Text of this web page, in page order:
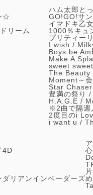
ハム太郎と
☆ GO!GO!サ
イマドキ乙
リーム 1000％キュ
プリティー
I wish /
Boys be
Make A
sweet
The Beauty
Moment～
Star
豊満の祭り /
H.A.G.E /
※2曲で隔週
2度目のi
i want u /
4D
リアンインベーダーズ